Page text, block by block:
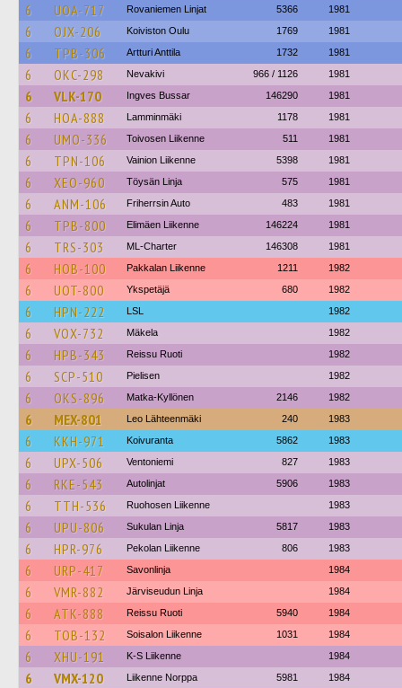
6 UOA-717 Rovaniemen Linjat 5366 1981
6 OJX-206 Koiviston Oulu 1769 1981
6 TPB-306 Artturi Anttila 1732 1981
6 OKC-298 Nevakivi 966 / 1126 1981
6 VLK-170 Ingves Bussar 146290 1981
6 HOA-888 Lamminmäki 1178 1981
6 UMO-336 Toivosen Liikenne 511 1981
6 TPN-106 Vainion Liikenne 5398 1981
6 XEO-960 Töysän Linja 575 1981
6 ANM-106 Friherrsin Auto 483 1981
6 TPB-800 Elimäen Liikenne 146224 1981
6 TRS-303 ML-Charter 146308 1981
6 HOB-100 Pakkalan Liikenne 1211 1982
6 UOT-800 Ykspetäjä 680 1982
6 HPN-222 LSL 1982
6 VOX-732 Mäkela 1982
6 HPB-343 Reissu Ruoti 1982
6 SCP-510 Pielisen 1982
6 OKS-896 Matka-Kyllönen 2146 1982
6 MEX-801 Leo Lähteenmäki 240 1983
6 KKH-971 Koivuranta 5862 1983
6 UPX-506 Ventoniemi 827 1983
6 RKE-543 Autolinjat 5906 1983
6 TTH-536 Ruohosen Liikenne 1983
6 UPU-806 Sukulan Linja 5817 1983
6 HPR-976 Pekolan Liikenne 806 1983
6 URP-417 Savonlinja 1984
6 VMR-882 Järviseudun Linja 1984
6 ATK-888 Reissu Ruoti 5940 1984
6 TOB-132 Soisalon Liikenne 1031 1984
6 XHU-191 K-S Liikenne 1984
6 VMX-120 Liikenne Norppa 5981 1984